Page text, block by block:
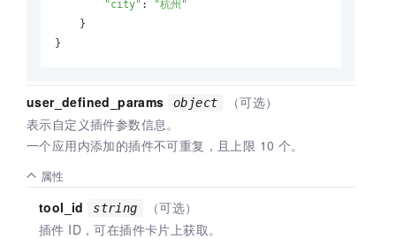
"city" :
"杭州"
    }
}
user_defined_params object
（可选）
表示自定义插件参数信息。
一个应用内添加的插件不可重复，且上限 10 个。
属性
tool_id string
（可选）
插件 ID，可在插件卡片上获取。